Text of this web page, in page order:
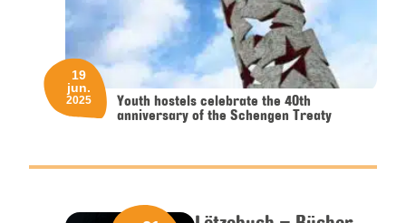
Youth hostels celebrate the 40th
anniversary of the Schengen Treaty
19
jun.
2025